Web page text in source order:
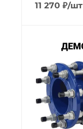
11 270 ₽/шт